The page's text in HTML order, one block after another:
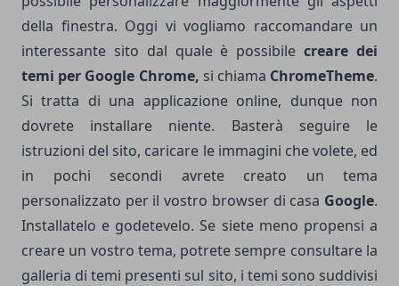
della finestra. Oggi vi vogliamo raccomandare un
interessante sito dal quale è possibilecreare dei
temi per Google Chrome, si chiama ChromeTheme.
Si tratta di una applicazione online, dunque non
dovrete installare niente. Basterà seguire le
istruzioni del sito, caricare le immagini che volete, ed
in pochi secondi avrete creato un tema
personalizzato per il vostro browser di casa Google.
Installatelo e godetevelo. Se siete meno propensi a
creare un vostro tema, potrete sempre consultare la
galleria di temi presenti sul sito, i temi sono suddivisi